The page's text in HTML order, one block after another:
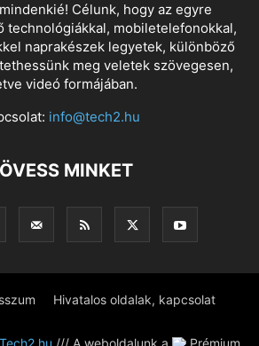
Célunk, hogy az egyre
technológiákkal, mobiletelefonokkal,
naprakészek legyetek, különböző
meg veletek szövegesen,
videó formájában.
info@tech2.hu
MINKET
Hivatalos oldalak, kapcsolat